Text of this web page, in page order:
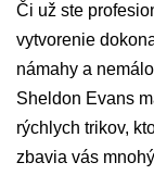
Či už ste
vytvorenie
námahy a
Sheldon Evans
rýchlych trikov,
zbavia vás